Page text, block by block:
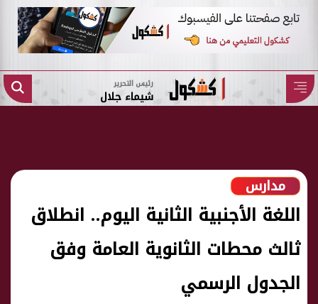
رئيس التحرير
شيماء جلال
مدارس
اللغة الأجنبية الثانية اليوم.. انطلاق
ثالث محطات الثانوية العامة وفق
الجدول الرسمي